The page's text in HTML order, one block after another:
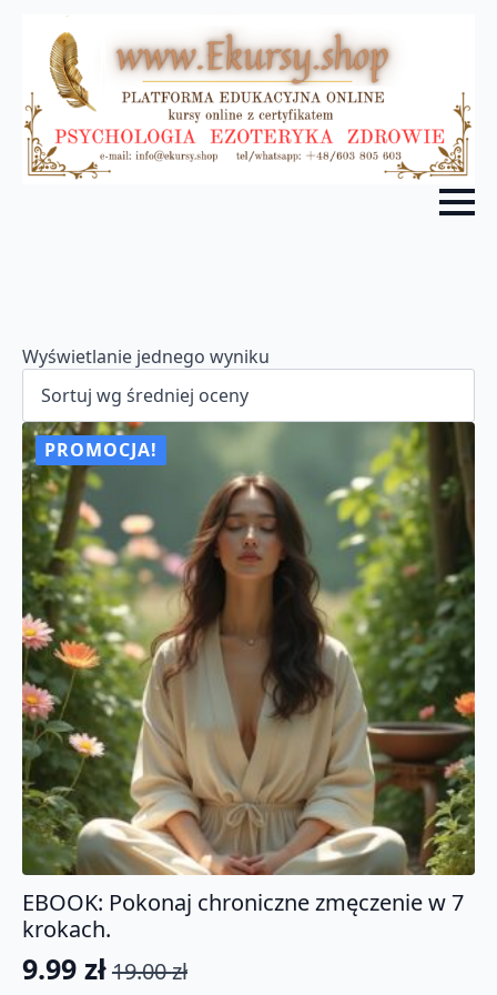
Wyświetlanie jednego wyniku
PROMOCJA!
EBOOK: Pokonaj chroniczne zmęczenie w 7
krokach.
19.00zł
Pierwotna
9.99 zł
Aktualna